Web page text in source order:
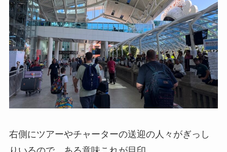
右側にツアーやチャーターの送迎の人々がぎっし